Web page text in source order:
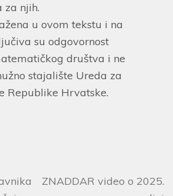
za njih.
u ovom tekstu i na
su odgovornost
društva i ne
stajalište Ureda za
Republike Hrvatske.
ZNADDAR video o 2025.